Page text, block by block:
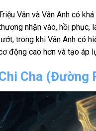
Vân và Vân Anh có
nhận vào, hồi phục,
trong khi Vân Anh có
động cao hơn và tạo áp
Cha (Đường